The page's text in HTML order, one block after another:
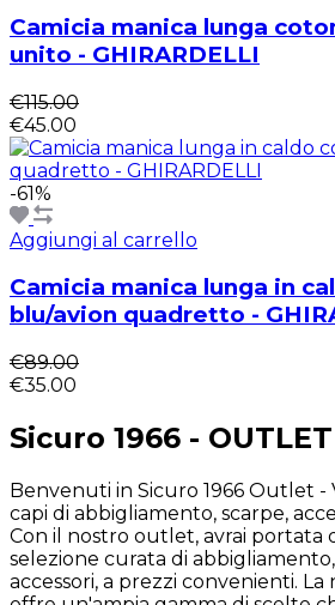
Camicia manica lunga
unito - GHIRARDELLI
€115.00
€45.00
-61%
Aggiungi al carrello
Camicia manica lunga in
blu/avion quadretto -
€89.00
€35.00
Sicuro 1966 - OUTLET
Benvenuti in Sicuro 1966 Outlet -
capi di abbigliamento, scarpe,
Con il nostro outlet, avrai portata
selezione curata di
accessori, a prezzi convenienti.